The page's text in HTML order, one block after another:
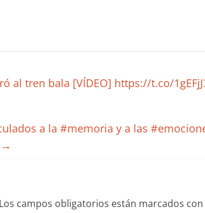
al tren bala [VÍDEO] https://t.co/
a la #memoria y a las
→
Los campos obligatorios están marcados con